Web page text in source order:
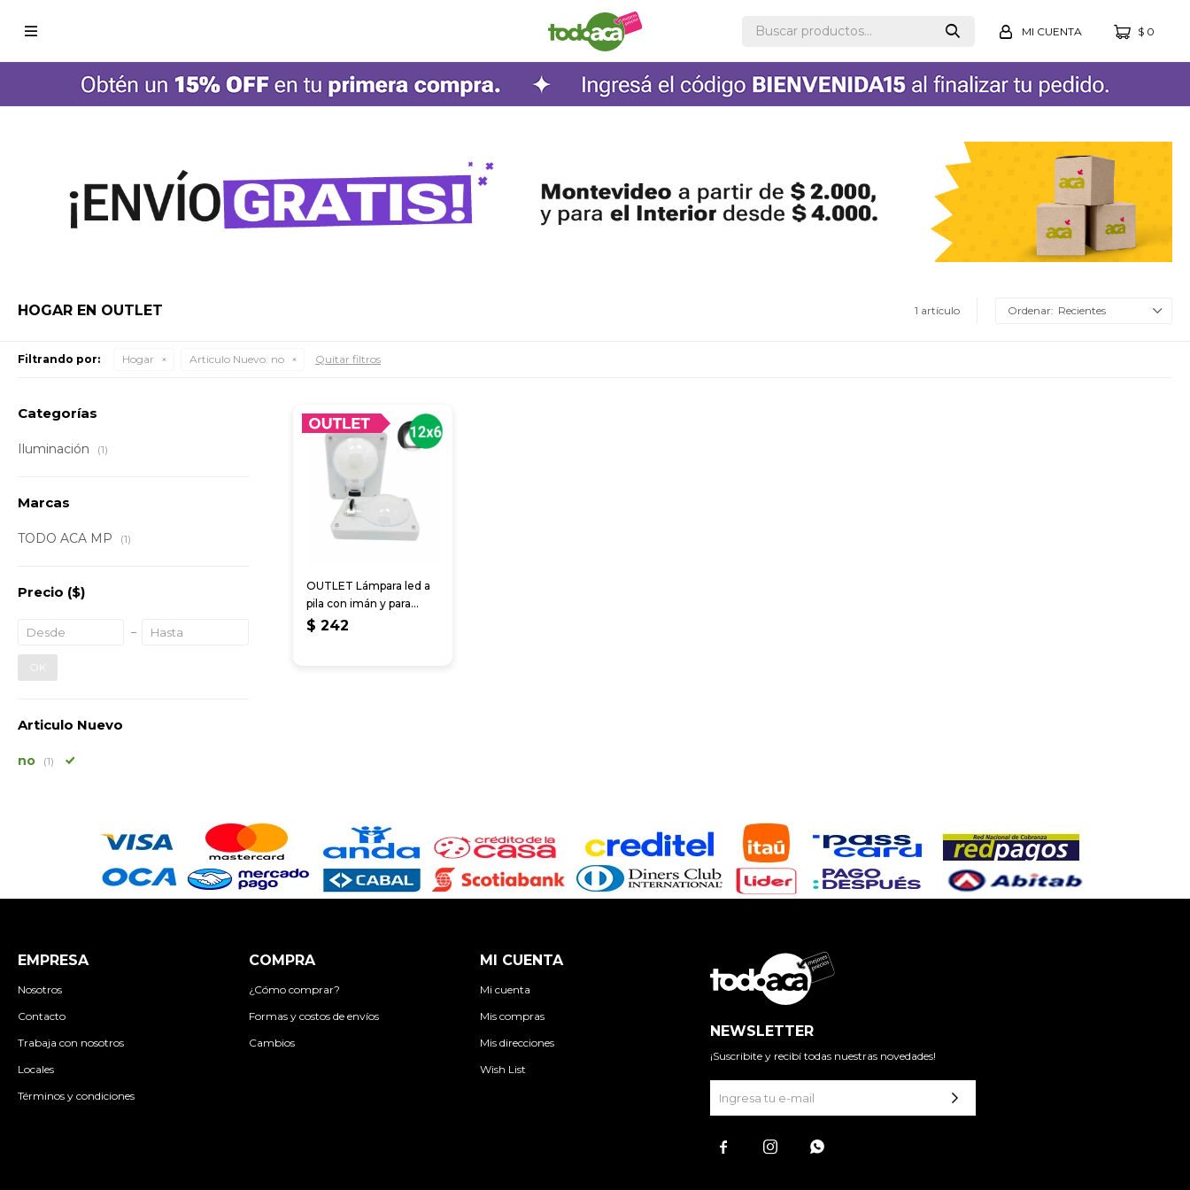
$ 0

HOGAR EN OUTLET 1 artículo Recientes
Filtrando por: Hogar Articulo Nuevo: no Quitar filtros
OUTLET Lámpara led a
pila con imán y para
colgar 10*8 cm
$ 242
Categorías
Iluminación (1)
Marcas
TODO ACA MP (1)
Precio ($)
OK
Articulo Nuevo
no (1)
EMPRESA
Nosotros
Contacto
Trabaja con nosotros
Locales
Términos y condiciones
COMPRA
¿Cómo comprar?
Formas y costos de envíos
Cambios
MI CUENTA
Mi cuenta
Mis compras
Mis direcciones
Wish List
NEWSLETTER
¡Suscribite y recibí todas nuestras novedades!
  